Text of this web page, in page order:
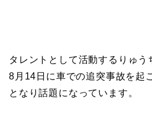
タレントとして活動するりゅ
8月14日に車での追突事故を起
となり話題になっています。